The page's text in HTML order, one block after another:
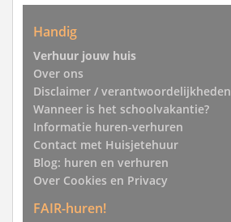
Handig
Verhuur jouw huis
Over ons
Disclaimer / verantwoordelijkheden
Wanneer is het schoolvakantie?
Informatie huren-verhuren
Contact met Huisjetehuur
Blog: huren en verhuren
Over Cookies en Privacy
FAIR-huren!